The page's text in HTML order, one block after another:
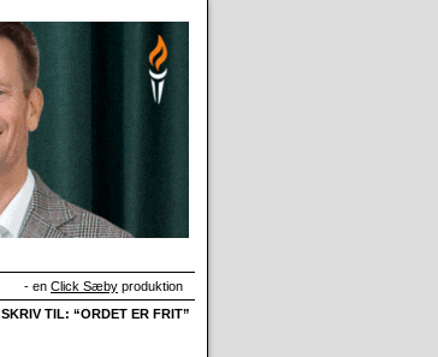
- en Click Sæby produktion
SKRIV TIL: “ORDET ER FRIT”